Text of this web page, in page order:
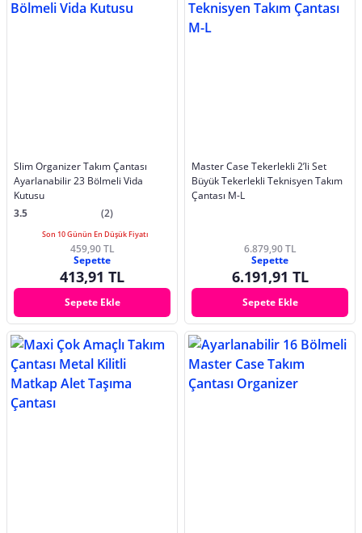
Slim Organizer Takım Çantası
Ayarlanabilir 23 Bölmeli Vida
Kutusu
3.5
(2)
Son 10 Günün En Düşük Fiyatı
459,90 TL
Sepette
413,91 TL
Sepete Ekle
Master Case Tekerlekli 2’li Set
Büyük Tekerlekli Teknisyen Takım
Çantası M-L
6.879,90 TL
Sepette
6.191,91 TL
Sepete Ekle